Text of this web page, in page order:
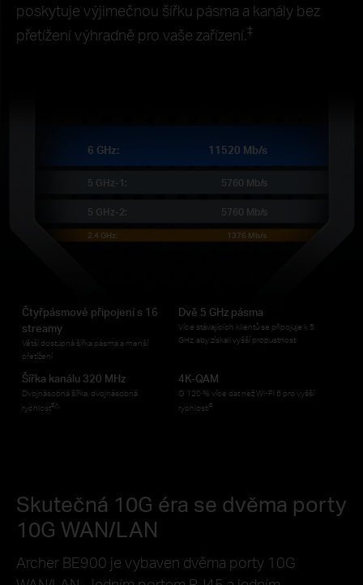
poskytuje výjimečnou šířku pásma a kanály bez
přetížení výhradně pro vaše zařízení.‡
6 GHz: 11520 Mb/s
5 GHz-1: 5760 Mb/s
5 GHz-2: 5760 Mb/s
2.4 GHz: 1376 Mb/s
Čtyřpásmové připojení s 16
streamy
Větší dostupná šířka pásma a menší
přetížení
Dvě 5 GHz pásma
Více stávajících klientů se připojuje k 5
GHz, aby získali vyšší propustnost
Šířka kanálu 320 MHz
Dvojnásobná šířka, dvojnásobná
rychlost‡△
4K-QAM
O 120 % více dat než Wi-Fi 6 pro vyšší
rychlosti‡
Skutečná 10G éra se dvěma porty
10G WAN/LAN
Archer BE900 je vybaven dvěma porty 10G